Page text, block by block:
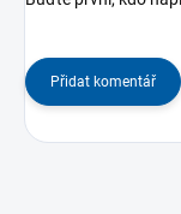
Přidat komentář